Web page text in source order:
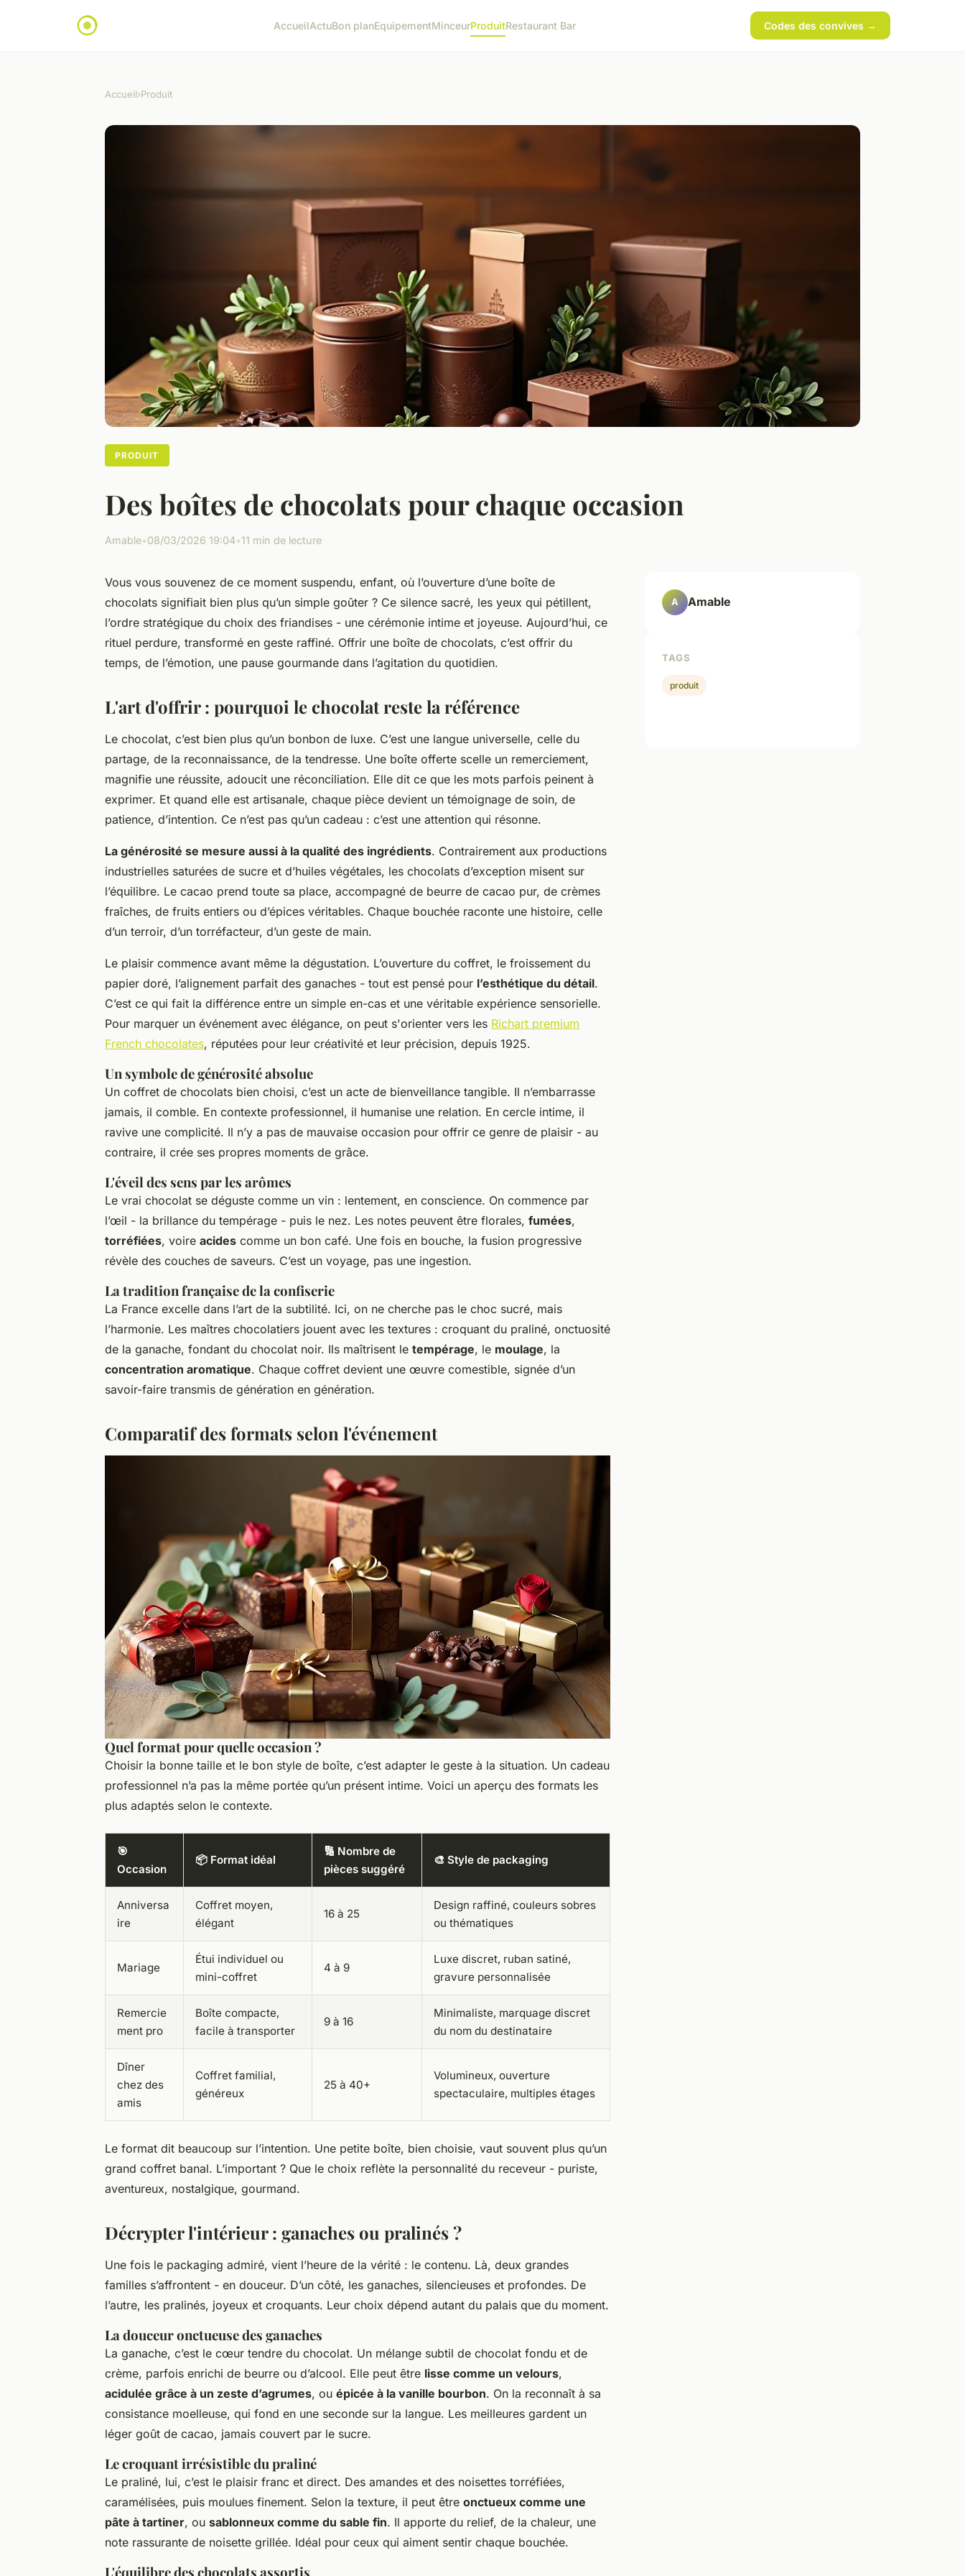
AccueilActuBon planEquipementMinceurProduitRestaurant Bar Codes des convives →
Accueil›Produit
PRODUIT
Des boîtes de chocolats pour chaque occasion
Amable•08/03/2026 19:04•11 min de lecture
Vous vous souvenez de ce moment suspendu, enfant, où l’ouverture d’une boîte de
chocolats signifiait bien plus qu’un simple goûter ? Ce silence sacré, les yeux qui pétillent,
l’ordre stratégique du choix des friandises - une cérémonie intime et joyeuse. Aujourd’hui, ce
rituel perdure, transformé en geste raffiné. Offrir une boîte de chocolats, c’est offrir du
temps, de l’émotion, une pause gourmande dans l’agitation du quotidien.
L'art d'offrir : pourquoi le chocolat reste la référence
Le chocolat, c’est bien plus qu’un bonbon de luxe. C’est une langue universelle, celle du
partage, de la reconnaissance, de la tendresse. Une boîte offerte scelle un remerciement,
magnifie une réussite, adoucit une réconciliation. Elle dit ce que les mots parfois peinent à
exprimer. Et quand elle est artisanale, chaque pièce devient un témoignage de soin, de
patience, d’intention. Ce n’est pas qu’un cadeau : c’est une attention qui résonne.
La générosité se mesure aussi à la qualité des ingrédients. Contrairement aux productions
industrielles saturées de sucre et d’huiles végétales, les chocolats d’exception misent sur
l’équilibre. Le cacao prend toute sa place, accompagné de beurre de cacao pur, de crèmes
fraîches, de fruits entiers ou d’épices véritables. Chaque bouchée raconte une histoire, celle
d’un terroir, d’un torréfacteur, d’un geste de main.
Le plaisir commence avant même la dégustation. L’ouverture du coffret, le froissement du
papier doré, l’alignement parfait des ganaches - tout est pensé pour l’esthétique du détail.
C’est ce qui fait la différence entre un simple en-cas et une véritable expérience sensorielle.
Pour marquer un événement avec élégance, on peut s'orienter vers les Richart premium
French chocolates, réputées pour leur créativité et leur précision, depuis 1925.
Un symbole de générosité absolue
Un coffret de chocolats bien choisi, c’est un acte de bienveillance tangible. Il n’embarrasse
jamais, il comble. En contexte professionnel, il humanise une relation. En cercle intime, il
ravive une complicité. Il n’y a pas de mauvaise occasion pour offrir ce genre de plaisir - au
contraire, il crée ses propres moments de grâce.
L'éveil des sens par les arômes
Le vrai chocolat se déguste comme un vin : lentement, en conscience. On commence par
l’œil - la brillance du tempérage - puis le nez. Les notes peuvent être florales, fumées,
torréfiées, voire acides comme un bon café. Une fois en bouche, la fusion progressive
révèle des couches de saveurs. C’est un voyage, pas une ingestion.
La tradition française de la confiserie
La France excelle dans l’art de la subtilité. Ici, on ne cherche pas le choc sucré, mais
l’harmonie. Les maîtres chocolatiers jouent avec les textures : croquant du praliné, onctuosité
de la ganache, fondant du chocolat noir. Ils maîtrisent le tempérage, le moulage, la
concentration aromatique. Chaque coffret devient une œuvre comestible, signée d’un
savoir-faire transmis de génération en génération.
Comparatif des formats selon l'événement
Quel format pour quelle occasion ?
Choisir la bonne taille et le bon style de boîte, c’est adapter le geste à la situation. Un cadeau
professionnel n’a pas la même portée qu’un présent intime. Voici un aperçu des formats les
plus adaptés selon le contexte.
🎯
Occasion
📦 Format idéal
🔢 Nombre de
pièces suggéré
🎨 Style de packaging
Anniversa
ire
Coffret moyen,
élégant
16 à 25
Design raffiné, couleurs sobres
ou thématiques
Mariage
Étui individuel ou
mini-coffret
4 à 9
Luxe discret, ruban satiné,
gravure personnalisée
Remercie
ment pro
Boîte compacte,
facile à transporter
9 à 16
Minimaliste, marquage discret
du nom du destinataire
Dîner
chez des
amis
Coffret familial,
généreux
25 à 40+
Volumineux, ouverture
spectaculaire, multiples étages
Le format dit beaucoup sur l’intention. Une petite boîte, bien choisie, vaut souvent plus qu’un
grand coffret banal. L’important ? Que le choix reflète la personnalité du receveur - puriste,
aventureux, nostalgique, gourmand.
Décrypter l'intérieur : ganaches ou pralinés ?
Une fois le packaging admiré, vient l’heure de la vérité : le contenu. Là, deux grandes
familles s’affrontent - en douceur. D’un côté, les ganaches, silencieuses et profondes. De
l’autre, les pralinés, joyeux et croquants. Leur choix dépend autant du palais que du moment.
La douceur onctueuse des ganaches
La ganache, c’est le cœur tendre du chocolat. Un mélange subtil de chocolat fondu et de
crème, parfois enrichi de beurre ou d’alcool. Elle peut être lisse comme un velours,
acidulée grâce à un zeste d’agrumes, ou épicée à la vanille bourbon. On la reconnaît à sa
consistance moelleuse, qui fond en une seconde sur la langue. Les meilleures gardent un
léger goût de cacao, jamais couvert par le sucre.
Le croquant irrésistible du praliné
Le praliné, lui, c’est le plaisir franc et direct. Des amandes et des noisettes torréfiées,
caramélisées, puis moulues finement. Selon la texture, il peut être onctueux comme une
pâte à tartiner, ou sablonneux comme du sable fin. Il apporte du relief, de la chaleur, une
note rassurante de noisette grillée. Idéal pour ceux qui aiment sentir chaque bouchée.
L'équilibre des chocolats assortis
A Amable
TAGS
produit